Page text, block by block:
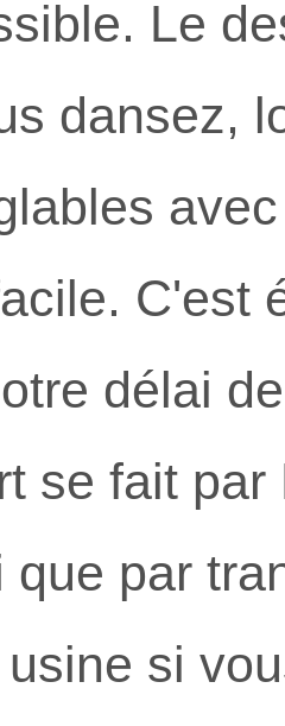
Le
dansez,
C'est
délai
se fait
que par
si